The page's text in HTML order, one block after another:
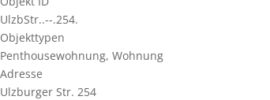
UlzbStr..--.254.
Objekttypen
Penthousewohnung, Wohnung
Adresse
Ulzburger Str. 254